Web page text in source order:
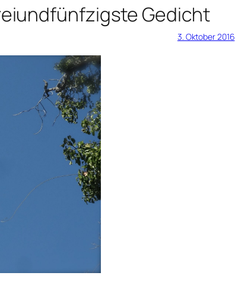
Gedicht
3. Oktober 2016